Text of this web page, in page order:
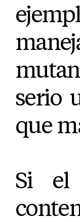
serio
que
Si el